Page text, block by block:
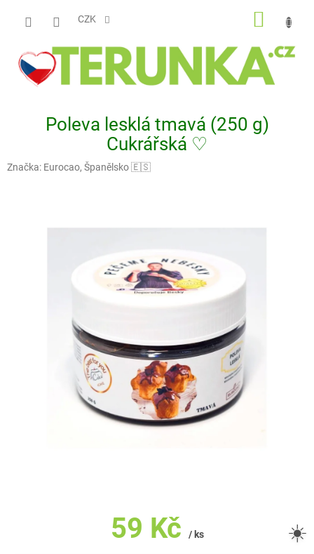
CZK
Poleva lesklá tmavá (250 g)
Cukrářská ♡
Značka: Eurocao, Španělsko 🇪🇸
59 Kč / ks ☀️